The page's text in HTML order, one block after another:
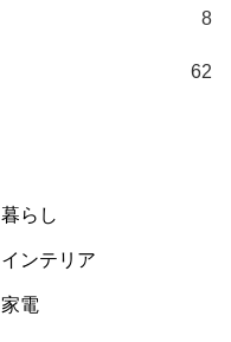
8
62
暮らし
インテリア
家電